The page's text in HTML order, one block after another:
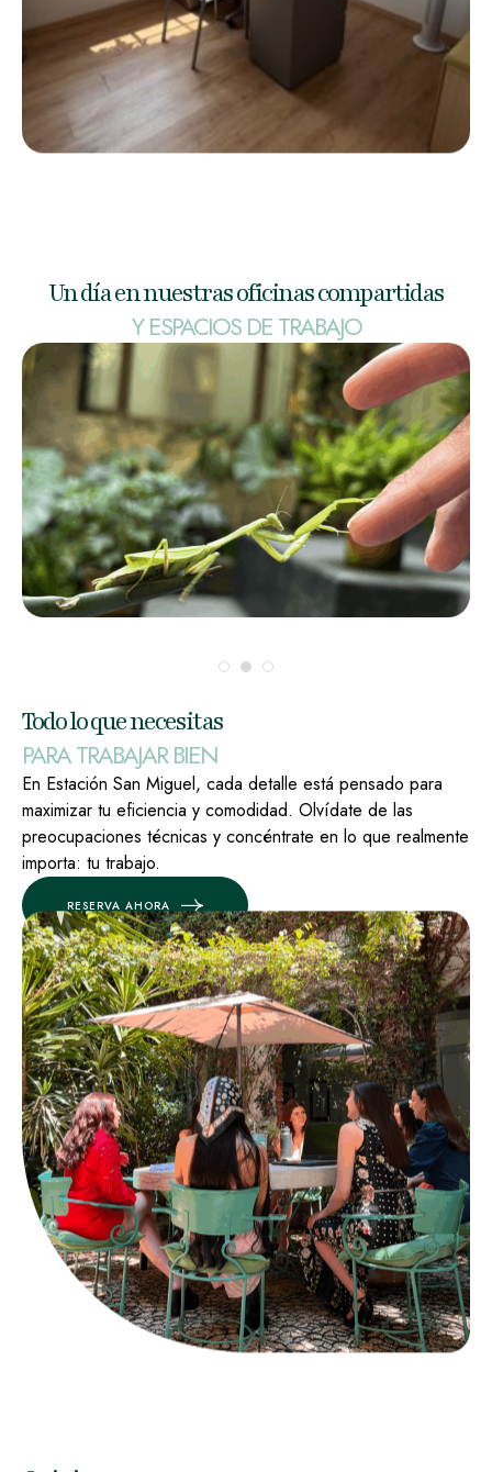
Un día en nuestras oficinas compartidas
Y ESPACIOS DE TRABAJO
Todo lo que necesitas
PARA TRABAJAR BIEN
En Estación San Miguel, cada detalle está pensado para
maximizar tu eficiencia y comodidad. Olvídate de las
preocupaciones técnicas y concéntrate en lo que realmente
importa: tu trabajo.
RESERVA AHORA